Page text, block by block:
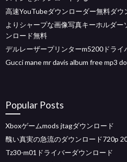
高速YouTubeダウンローダー無料ダウ
よりシャープな画像写真キーホルダー
ンロード無料
デルレーザープリンターm5200ドラ
Gucci mane mr davis album free mp3
Popular Posts
Xboxゲームmods jtagダウンロード
醜い真実の急流のダウンロード720p
Tz30-m01ドライバーダウンロード